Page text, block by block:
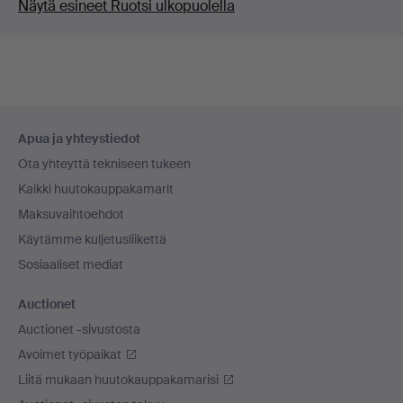
Näytä esineet Ruotsi ulkopuolella
Apua ja yhteystiedot
Ota yhteyttä tekniseen tukeen
Kaikki huutokauppakamarit
Maksuvaihtoehdot
Käytämme kuljetusliikettä
Sosiaaliset mediat
Auctionet
Auctionet -sivustosta
Avoimet työpaikat
Liitä mukaan huutokauppakamarisi